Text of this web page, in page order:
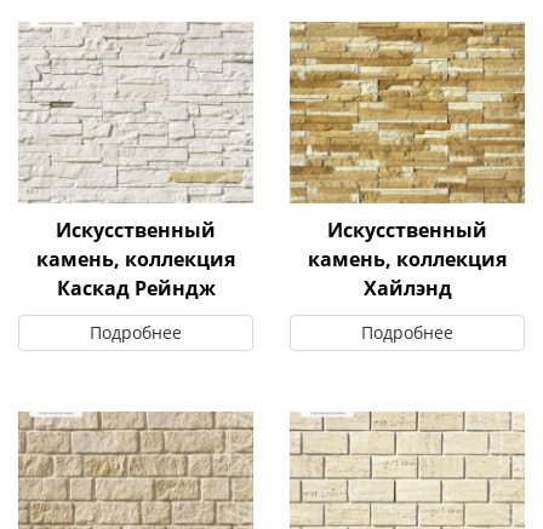
Искусственный
камень, коллекция
Каскад Рейндж
Подробнее
Искусственный
камень, коллекция
Хайлэнд
Подробнее